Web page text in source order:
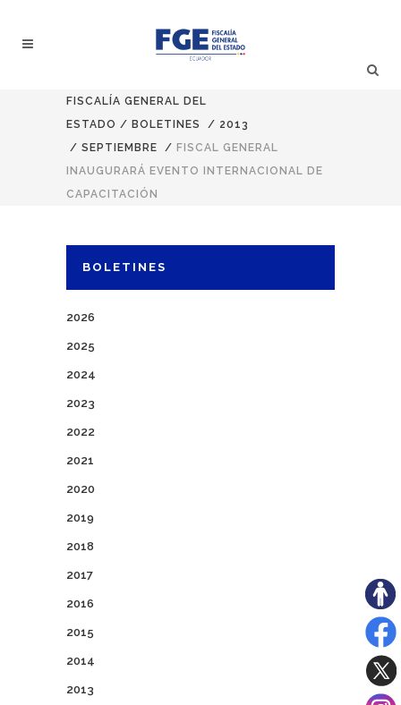
FISCALÍA GENERAL DEL
ESTADO / BOLETINES / 2013
/ SEPTIEMBRE / FISCAL GENERAL
INAUGURARÁ EVENTO INTERNACIONAL DE
CAPACITACIÓN
BOLETINES
2026
2025
2024
2023
2022
2021
2020
2019
2018
2017
2016
2015
2014
2013